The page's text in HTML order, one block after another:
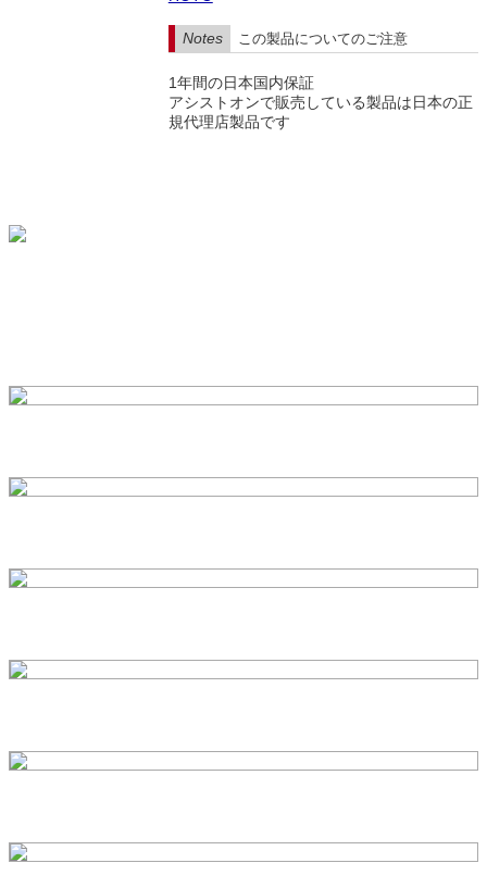
Notes この製品についてのご注意
1年間の日本国内保証
アシストオンで販売している製品は日本の正
規代理店製品です